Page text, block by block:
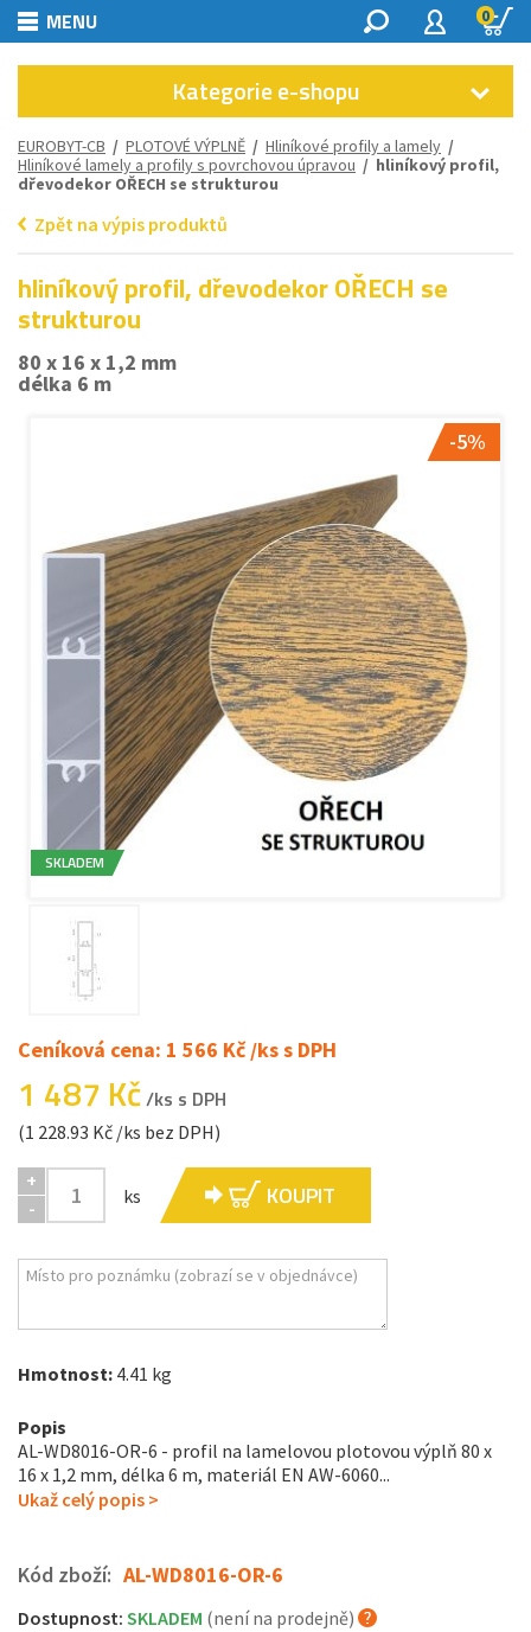
MENU 0
Kategorie e-shopu
EUROBYT-CB / PLOTOVÉ VÝPLNĚ / Hliníkové profily a lamely /
Hliníkové lamely a profily s povrchovou úpravou / hliníkový profil,
dřevodekor OŘECH se strukturou
Zpět na výpis produktů
hliníkový profil, dřevodekor OŘECH se
strukturou
80 x 16 x 1,2 mm
délka 6 m
-5%
SKLADEM
Ceníková cena: 1 566 Kč /ks s DPH
1 487 Kč/ks s DPH
(1 228.93 Kč /ks bez DPH)
+
-
ks KOUPIT
Hmotnost: 4.41 kg
Popis
AL-WD8016-OR-6 - profil na lamelovou plotovou výplň 80 x
16 x 1,2 mm, délka 6 m, materiál EN AW-6060...
Ukaž celý popis >
Kód zboží: AL-WD8016-OR-6
Dostupnost: SKLADEM (není na prodejně)